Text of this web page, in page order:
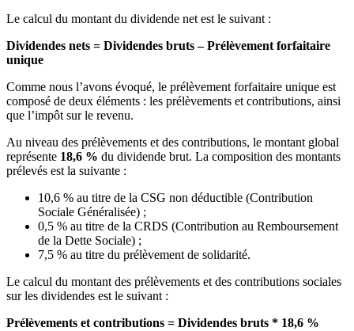
Le calcul du montant du dividende net est le suivant :
Dividendes nets = Dividendes bruts – Prélèvement forfaitaire
unique
Comme nous l’avons évoqué, le prélèvement forfaitaire unique est
composé de deux éléments : les prélèvements et contributions, ainsi
que l’impôt sur le revenu.
Au niveau des prélèvements et des contributions, le montant global
représente 18,6 % du dividende brut. La composition des montants
prélevés est la suivante :
10,6 % au titre de la CSG non déductible (Contribution
Sociale Généralisée) ;
0,5 % au titre de la CRDS (Contribution au Remboursement
de la Dette Sociale) ;
7,5 % au titre du prélèvement de solidarité.
Le calcul du montant des prélèvements et des contributions sociales
sur les dividendes est le suivant :
Prélèvements et contributions = Dividendes bruts * 18,6 %